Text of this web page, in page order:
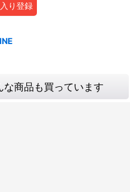
り登録
商品も買っています